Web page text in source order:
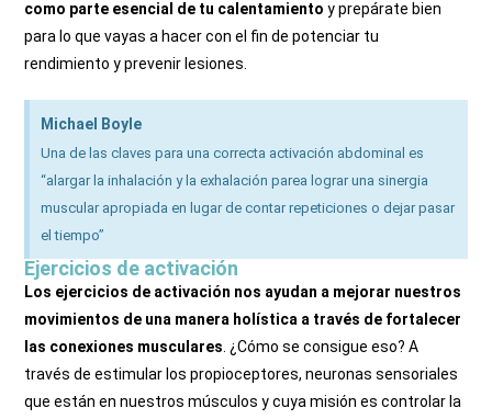
como parte esencial de tu calentamiento y prepárate bien
para lo que vayas a hacer con el fin de potenciar tu
rendimiento y prevenir lesiones.
Michael Boyle
Una de las claves para una correcta activación abdominal es
“alargar la inhalación y la exhalación parea lograr una sinergia
muscular apropiada en lugar de contar repeticiones o dejar pasar
el tiempo”
Ejercicios de activación
Los ejercicios de activación nos ayudan a mejorar nuestros
movimientos de una manera holística a través de fortalecer
las conexiones musculares . ¿Cómo se consigue eso? A
través de estimular los propioceptores, neuronas sensoriales
que están en nuestros músculos y cuya misión es controlar la